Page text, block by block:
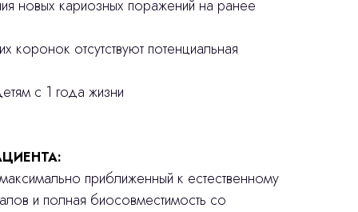
новых кариозных поражений на ранее
коронок отсутствуют потенциальная
с 1 года жизни
приближенный к естественному
и полная биосовместимость со